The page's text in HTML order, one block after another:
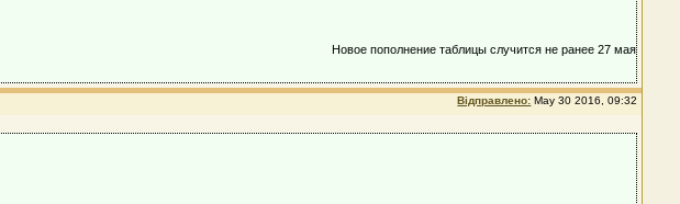
Новое пополнение таблицы случится не ранее 27 мая
Відправлено: May 30 2016, 09:32